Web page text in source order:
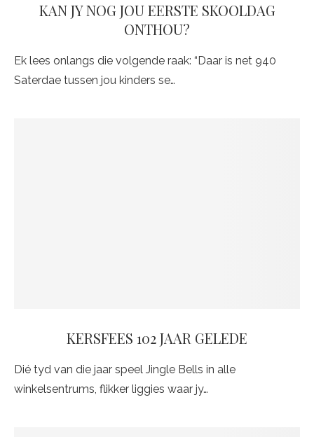
KAN JY NOG JOU EERSTE SKOOLDAG
ONTHOU?
Ek lees onlangs die volgende raak: “Daar is net 940
Saterdae tussen jou kinders se…
KERSFEES 102 JAAR GELEDE
Dié tyd van die jaar speel Jingle Bells in alle
winkelsentrums, flikker liggies waar jy…